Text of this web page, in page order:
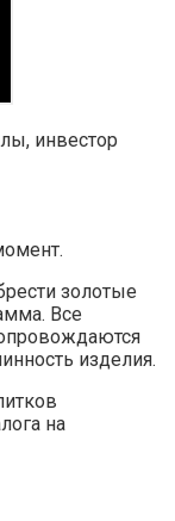
инвестор
золотые
Все
изделия.
на